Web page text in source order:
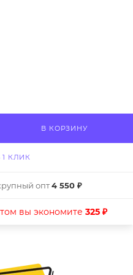
В КОРЗИНУ
1 КЛИК
опт4 550 ₽
вы экономите 325 ₽